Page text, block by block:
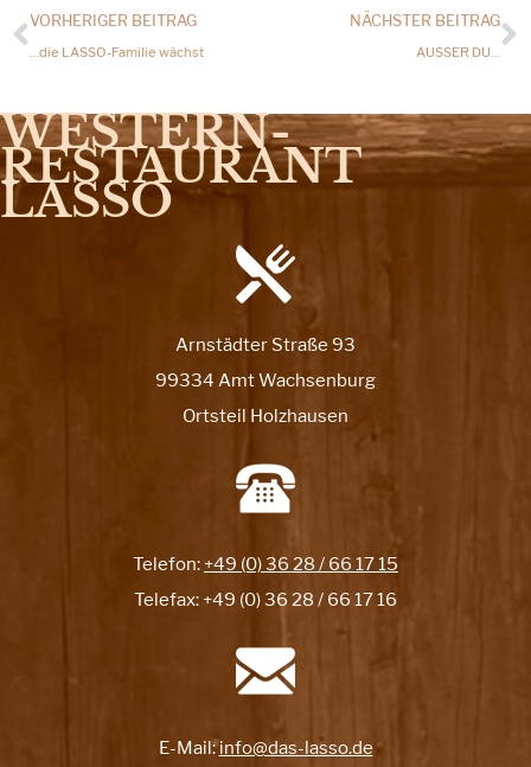
VORHERIGER BEITRAG
…die LASSO-Familie wächst
NÄCHSTER BEITRAG
AUSSER DU…
WESTERN­
RESTAURANT
LASSO
Arnstädter Straße 93
99334 Amt Wachsenburg
Ortsteil Holzhausen
Telefon: +49 (0) 36 28 / 66 17 15
Telefax: +49 (0) 36 28 / 66 17 16
E-Mail:info@das-lasso.de